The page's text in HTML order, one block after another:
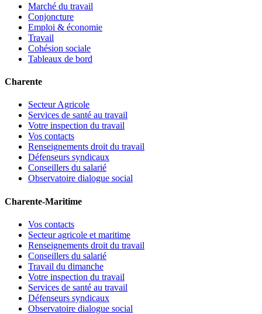
Marché du travail
Conjoncture
Emploi & économie
Travail
Cohésion sociale
Tableaux de bord
Charente
Secteur Agricole
Services de santé au travail
Votre inspection du travail
Vos contacts
Renseignements droit du travail
Défenseurs syndicaux
Conseillers du salarié
Observatoire dialogue social
Charente-Maritime
Vos contacts
Secteur agricole et maritime
Renseignements droit du travail
Conseillers du salarié
Travail du dimanche
Votre inspection du travail
Services de santé au travail
Défenseurs syndicaux
Observatoire dialogue social